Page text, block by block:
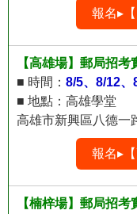
報名▸
【高雄場】郵局招考
■ 時間：8/5、8/12、
■ 地點：高雄學堂
高雄市新興區八德一
報名▸
【楠梓場】郵局招考